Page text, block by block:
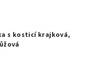
s kosticí krajková,